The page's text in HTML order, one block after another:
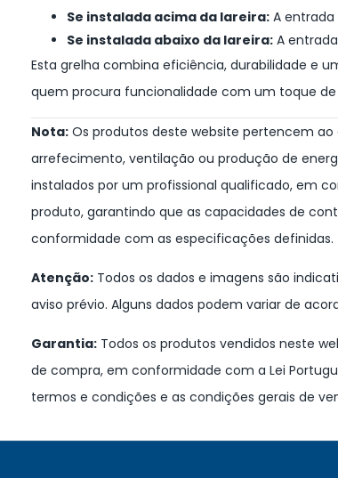
Se instalada acima da lareira: A
Se instalada abaixo da lareira: A
Esta grelha combina eficiência, durabilidade e
quem procura funcionalidade com um toque
Nota: Os produtos deste website pertencem
arrefecimento, ventilação ou produção de
instalados por um profissional qualificado, em
produto, garantindo que as capacidades de
conformidade com as especificações definidas.
Atenção: Todos os dados e imagens são
aviso prévio. Alguns dados podem variar de
Garantia: Todos os produtos vendidos neste
de compra, em conformidade com a Lei
termos e condições e as condições gerais de